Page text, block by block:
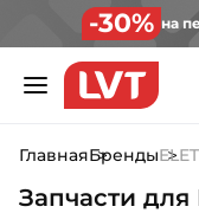
-30% на
ГлавнаяБренды
Запчасти для